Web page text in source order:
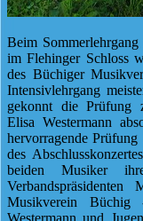
Beim
im Flehinger Schloss
des Büchiger
Intensivlehrgang
gekonnt die Prüfung
Elisa Westermann
hervorragende
des
beiden Musiker
Verbandspräsidenten
Musikverein Büchig